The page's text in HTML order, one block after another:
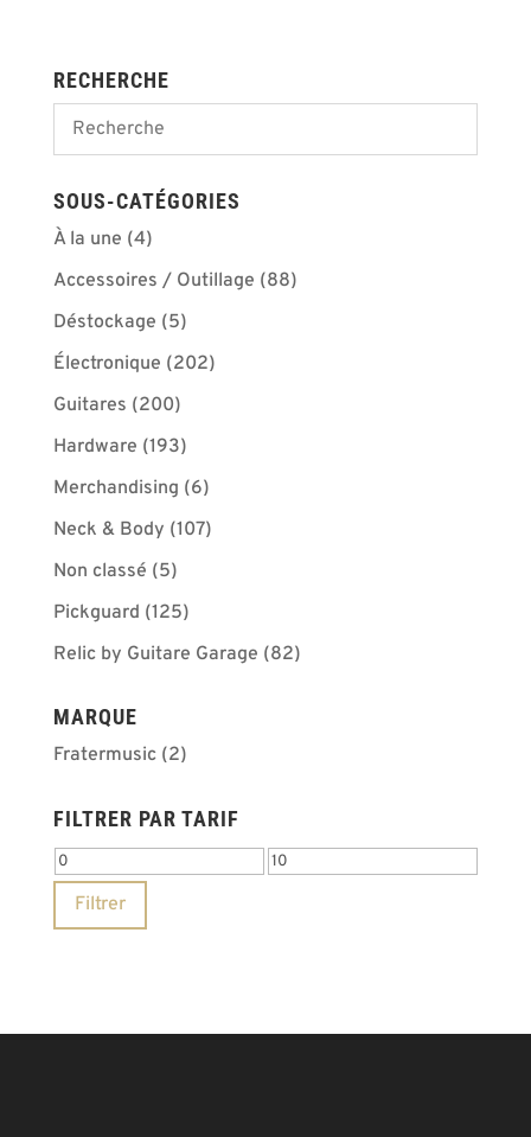
RECHERCHE
SOUS-CATÉGORIES
À la une (4)
Accessoires / Outillage (88)
Déstockage (5)
Électronique (202)
Guitares (200)
Hardware (193)
Merchandising (6)
Neck & Body (107)
Non classé (5)
Pickguard (125)
Relic by Guitare Garage (82)
MARQUE
Fratermusic (2)
FILTRER PAR TARIF
Prix
min
Prix
Filtrer